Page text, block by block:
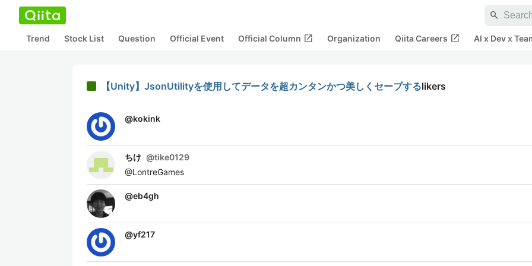
search
Trend Stock List Question Official Event Official Column open_in_new Organization Qiita Careers open_in_new AI x Dev x
【Unity】JsonUtilityを使用してデータを超カンタンかつ美しくセーブするlikers
@kokink
ちけ @tike0129
@LontreGames
@eb4gh
@yf217